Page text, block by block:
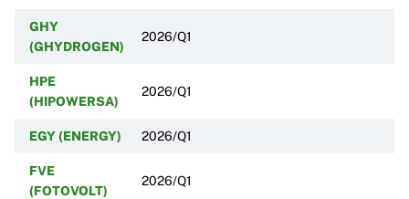
GHY
(GHYDROGEN)
2026/Q1
HPE
(HIPOWERSA)
2026/Q1
EGY (ENERGY) 2026/Q1
FVE
(FOTOVOLT)
2026/Q1